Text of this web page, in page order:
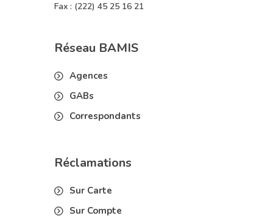
Fax : (222) 45 25 16 21
Réseau BAMIS
Agences
GABs
Correspondants
Réclamations
Sur Carte
Sur Compte